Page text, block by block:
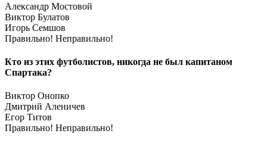
Александр Мостовой
Виктор Булатов
Игорь Семшов
Правильно! Неправильно!
Кто из этих футболистов, никогда не был капитаном
Спартака?
Виктор Онопко
Дмитрий Аленичев
Егор Титов
Правильно! Неправильно!